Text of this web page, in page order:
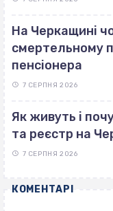
На Черкащині
смертельному
пенсіонера
7 СЕРПНЯ 2026
Як живуть і
та реєстр на
7 СЕРПНЯ 2026
КОМЕНТАРІ